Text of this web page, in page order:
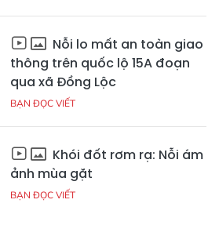
Nỗi lo mất an toàn giao
thông trên quốc lộ 15A đoạn
qua xã Đồng Lộc
BẠN ĐỌC VIẾT
Khói đốt rơm rạ: Nỗi ám
ảnh mùa gặt
BẠN ĐỌC VIẾT